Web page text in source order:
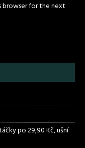
browser for the next
po 29,90 Kč, ušní